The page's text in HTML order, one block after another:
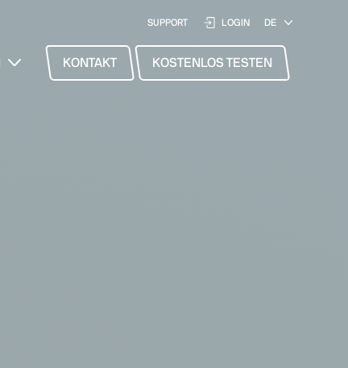
SUPPORT LOGIN
KONTAKT KOSTENLOS TESTEN